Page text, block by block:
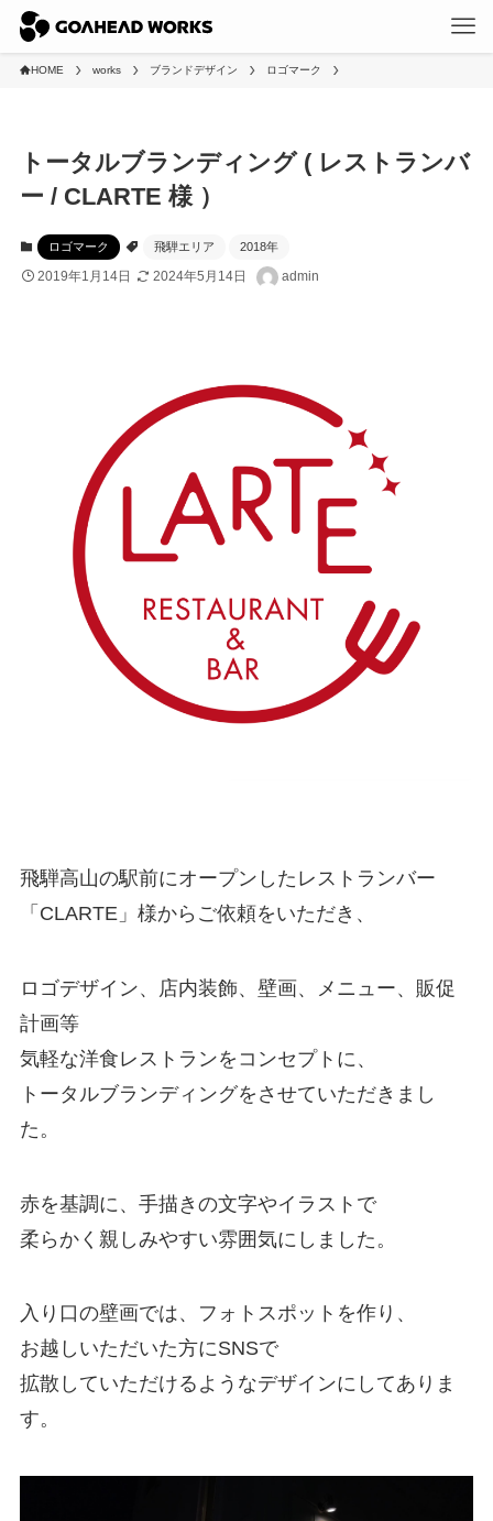
HOME works ブランドデザイン ロゴマーク
トータルブランディング ( レストランバ
ー / CLARTE 様 ）
ロゴマーク 飛騨エリア 2018年
2019年1月14日 2024年5月14日 admin
飛騨高山の駅前にオープンしたレストランバー
「CLARTE」様からご依頼をいただき、
ロゴデザイン、店内装飾、壁画、メニュー、販促
計画等
気軽な洋食レストランをコンセプトに、
トータルブランディングをさせていただきまし
た。
赤を基調に、手描きの文字やイラストで
柔らかく親しみやすい雰囲気にしました。
入り口の壁画では、フォトスポットを作り、
お越しいただいた方にSNSで
拡散していただけるようなデザインにしてありま
す。